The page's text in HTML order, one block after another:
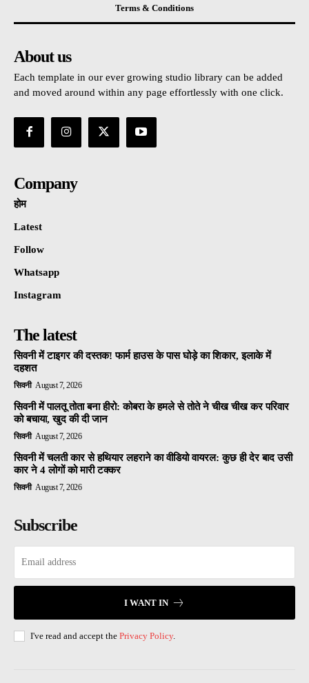
Terms & Conditions
About us
Each template in our ever growing studio library can be added
and moved around within any page effortlessly with one click.
Company
होम
Latest
Follow
Whatsapp
Instagram
The latest
सिवनी में टाइगर की दस्तक! फार्म हाउस के पास घोड़े का शिकार, इलाके में
दहशत
सिवनी August 7, 2026
सिवनी में पालतू तोता बना हीरो: कोबरा के हमले से तोते ने चीख चीख कर परिवार
को बचाया, खुद की दी जान
सिवनी August 7, 2026
सिवनी में चलती कार से हथियार लहराने का वीडियो वायरल: कुछ ही देर बाद उसी
कार ने 4 लोगों को मारी टक्कर
सिवनी August 7, 2026
Subscribe
I WANT IN
I've read and accept the Privacy Policy.